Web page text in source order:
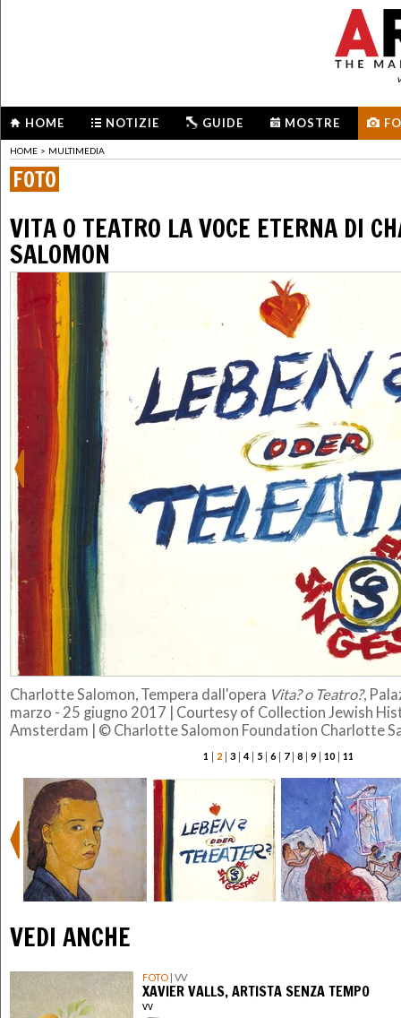
HOME NOTIZIE GUIDE MOSTRE
HOME > MULTIMEDIA
FOTO
VITA O TEATRO LA VOCE ETERNA DI
SALOMON
Charlotte Salomon, Tempera dall'opera Vita? o Teatro?,
marzo - 25 giugno 2017 | Courtesy of Collection Jewish
Amsterdam | © Charlotte Salomon Foundation Charlotte
1 | 2 | 3 | 4 | 5 | 6 | 7| 8 | 9 | 10 | 11
VEDI ANCHE
FOTO | VV
XAVIER VALLS, ARTISTA SENZA TEMPO
vv